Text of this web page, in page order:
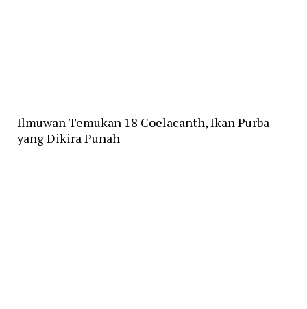
Ilmuwan Temukan 18 Coelacanth, Ikan Purba
yang Dikira Punah